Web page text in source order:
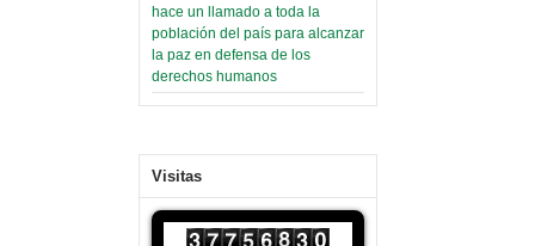
hace un llamado a toda la
población del país para alcanzar
la paz en defensa de los
derechos humanos
Visitas